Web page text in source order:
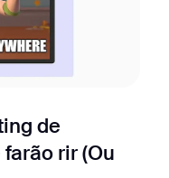
de
rir (Ou